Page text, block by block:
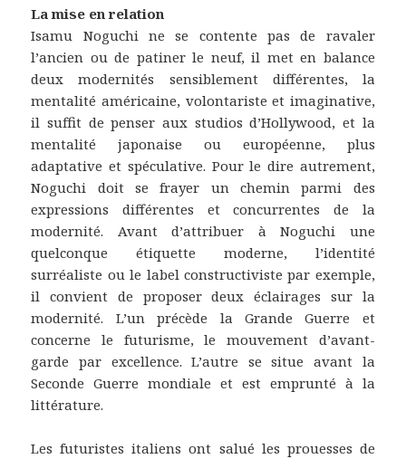
La mise en relation
Isamu Noguchi ne se contente pas de ravaler
l’ancien ou de patiner le neuf, il met en balance
deux modernités sensiblement différentes, la
mentalité américaine, volontariste et imaginative,
il suffit de penser aux studios d’Hollywood, et la
mentalité japonaise ou européenne, plus
adaptative et spéculative. Pour le dire autrement,
Noguchi doit se frayer un chemin parmi des
expressions différentes et concurrentes de la
modernité. Avant d’attribuer à Noguchi une
quelconque étiquette moderne, l’identité
surréaliste ou le label constructiviste par exemple,
il convient de proposer deux éclairages sur la
modernité. L’un précède la Grande Guerre et
concerne le futurisme, le mouvement d’avant-
garde par excellence. L’autre se situe avant la
Seconde Guerre mondiale et est emprunté à la
littérature.
Les futuristes italiens ont salué les prouesses de